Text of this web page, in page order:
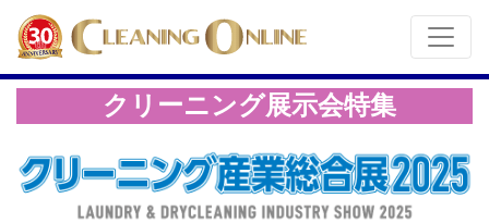
クリーニング展示会特集